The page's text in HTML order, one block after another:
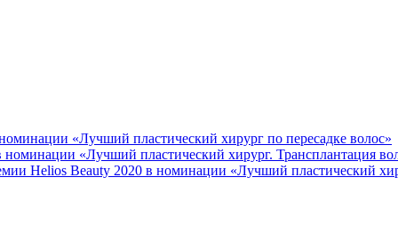
«Лучший пластический хирург по пересадке волос»
«Лучший пластический хирург. Трансплантация
Helios Beauty 2020 в номинации «Лучший пластический